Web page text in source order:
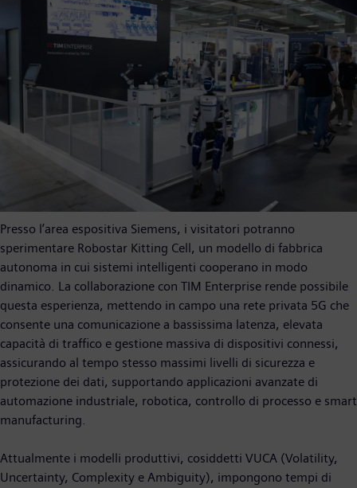
Presso l’area espositiva Siemens, i visitatori potranno
sperimentare Robostar Kitting Cell, un modello di fabbrica
autonoma in cui sistemi intelligenti cooperano in modo
dinamico. La collaborazione con TIM Enterprise rende possibile
questa esperienza, mettendo in campo una rete privata 5G che
consente una comunicazione a bassissima latenza, elevata
capacità di traffico e gestione massiva di dispositivi connessi,
assicurando al tempo stesso massimi livelli di sicurezza e
protezione dei dati, supportando applicazioni avanzate di
automazione industriale, robotica, controllo di processo e smart
manufacturing.
Attualmente i modelli produttivi, cosiddetti VUCA (Volatility,
Uncertainty, Complexity e Ambiguity), impongono tempi di